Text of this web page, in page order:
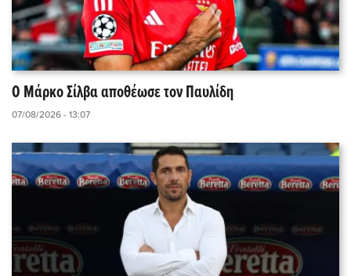
Ο Μάρκο Σίλβα αποθέωσε τον Παυλίδη
07/08/2026 - 13:07